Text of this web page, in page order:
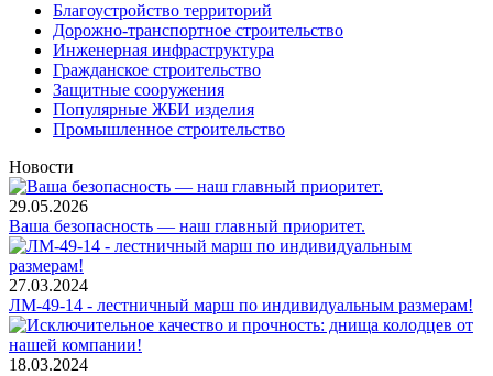
Благоустройство территорий
Дорожно-транспортное строительство
Инженерная инфраструктура
Гражданское строительство
Защитные сооружения
Популярные ЖБИ изделия
Промышленное строительство
Новости
29.05.2026
Ваша безопасность — наш главный приоритет.
27.03.2024
ЛМ-49-14 - лестничный марш по индивидуальным размерам!
18.03.2024